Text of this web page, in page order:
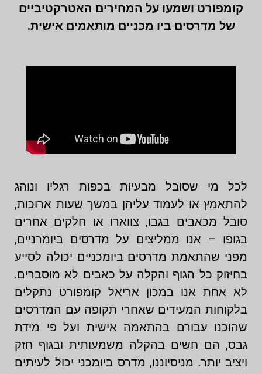
קומפורט ושמעו על המחירים האטרקטיביים
של מדרסים ביו מכניים מותאמים אישית.
לכל מי שסובל מבעיות בכפות רגליו ונוהג
להתאמץ או לעמוד עליהן במשך שעות ארוכות,
סובל מכאבים בגבו, צווארו או חלקים אחרים
בגופו – אנו ממליצים על מדרסים ביומרניים,
מפני שהתאמת מדרסים ביומכניים יכולה לסייע
בחיזוק כל הגוף והקלה על כאבים לא מוסברים.
לא אחת אנו במכון אריאל קומפורט נתקלים
בלקוחות המעידים שאחרי תקופה עם המדרסים
שהוכנו עבורם בהתאמה אישית ועל פי מידת
גבס, הם חשים בהקלה משמעותית ובגוף חזק
ויציב יותר. מניסיוננו, מדרס ביומכני יכול לעיתים